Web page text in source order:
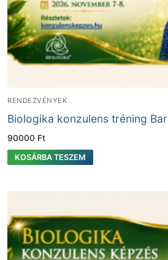
RENDEZVÉNYEK
Biologika konzulens tréning
90000 Ft
KOSÁRBA TESZEM